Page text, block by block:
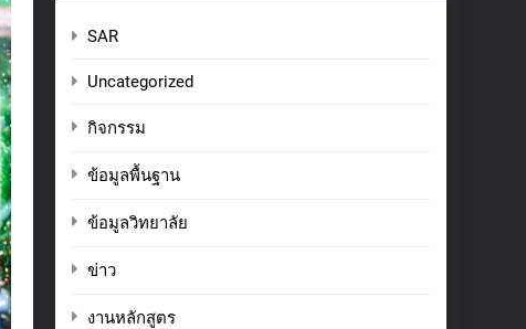
SAR
Uncategorized
กิจกรรม
ข้อมูลพื้นฐาน
ข้อมูลวิทยาลัย
ข่าว
งานหลักสูตร